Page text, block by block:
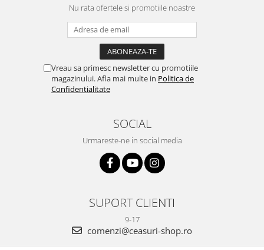
Nu rata ofertele si promotiile noastre
Vreau sa primesc newsletter cu promotiile
magazinului. Afla mai multe in Politica de
Confidentialitate
SOCIAL
Urmareste-ne in social media
SUPORT CLIENTI
9-17
comenzi@ceasuri-shop.ro